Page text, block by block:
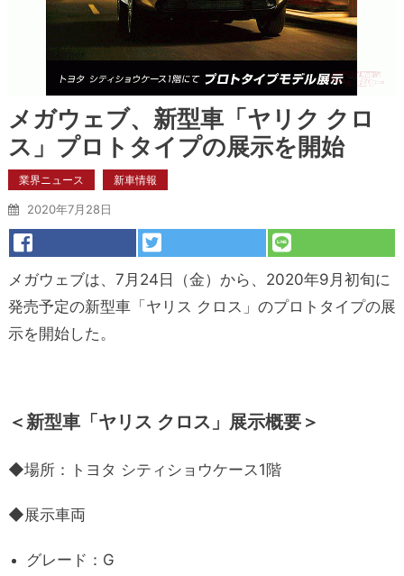
メガウェブ、新型車「ヤリク クロ
ス」プロトタイプの展示を開始
業界ニュース 新車情報
2020年7月28日
メガウェブは、7月24日（金）から、2020年9月初旬に
発売予定の新型車「ヤリス クロス」のプロトタイプの展
示を開始した。
＜新型車「ヤリス クロス」展示概要＞
◆場所：トヨタ シティショウケース1階
◆展示車両
グレード：G